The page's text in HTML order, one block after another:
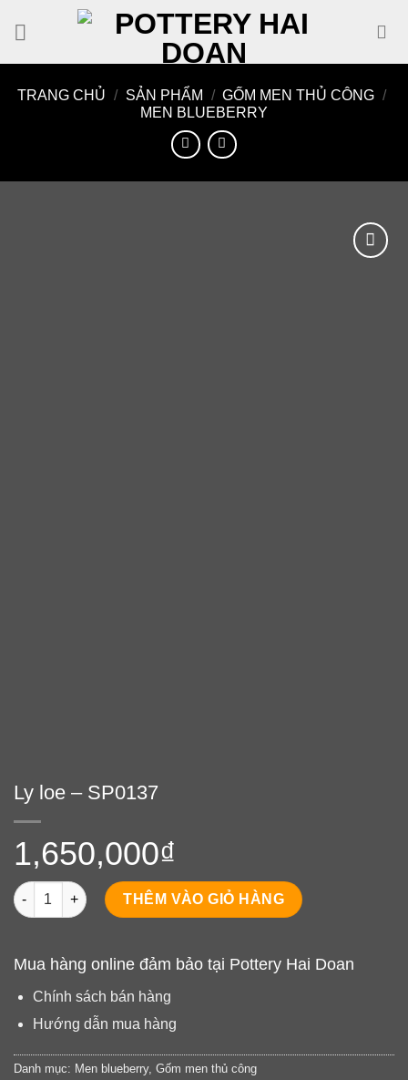
TRANG CHỦ / SẢN PHẨM / GỐM MEN THỦ CÔNG /
MEN BLUEBERRY
Ly loe – SP0137
1,650,000₫
Ly loe - SP0137 số lượng
THÊM VÀO GIỎ HÀNG
Mua hàng online đảm bảo tại Pottery Hai Doan
Chính sách bán hàng
Hướng dẫn mua hàng
Danh mục: Men blueberry, Gốm men thủ công